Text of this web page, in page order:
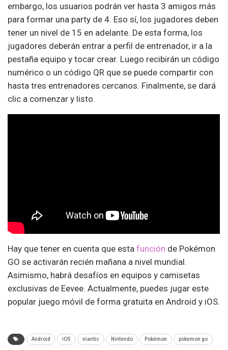
embargo, los usuarios podrán ver hasta 3 amigos más
para formar una party de 4. Eso sí, los jugadores deben
tener un nivel de 15 en adelante. De esta forma, los
jugadores deberán entrar a perfil de entrenador, ir a la
pestaña equipo y tocar crear. Luego recibirán un código
numérico o un código QR que se puede compartir con
hasta tres entrenadores cercanos. Finalmente, se dará
clic a comenzar y listo.
Hay que tener en cuenta que esta función de Pokémon
GO se activarán recién mañana a nivel mundial.
Asimismo, habrá desafíos en equipos y camisetas
exclusivas de Eevee. Actualmente, puedes jugar este
popular juego móvil de forma gratuita en Android y iOS.
Android iOS niantic Nintendo Pokémon pokemon go